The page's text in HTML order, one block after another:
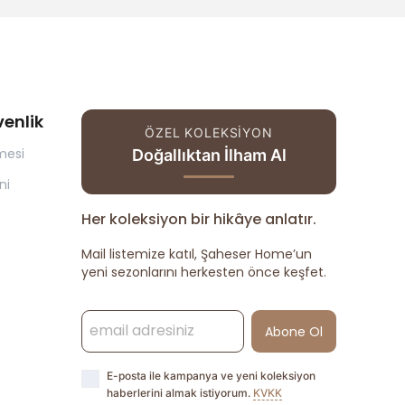
ÖZEL KOLEKSİYON
Doğallıktan İlham Al
Her koleksiyon bir hikâye anlatır.
Mail listemize katıl, Şaheser Home’un
yeni sezonlarını herkesten önce keşfet.
Abone Ol
E-posta ile kampanya ve yeni koleksiyon
haberlerini almak istiyorum. KVKK